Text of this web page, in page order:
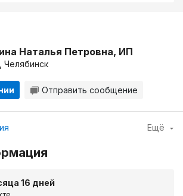
Наталья Петровна, ИП
Челябинск
Отправить сообщение
Ещё
16 дней